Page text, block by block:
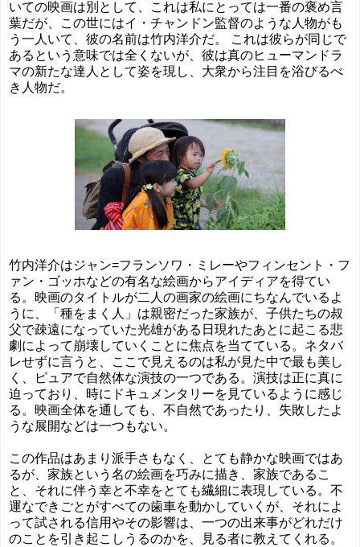
いての映画は別として、これは私にとっては一番の褒め言
葉だが、この世にはイ・チャンドン監督のような人物がも
う一人いて、彼の名前は竹内洋介だ。 これは彼らが同じで
あるという意味では全くないが、彼は真のヒューマンドラ
マの新たな達人として姿を現し、大衆から注目を浴びるべ
き人物だ。
竹内洋介はジャン=フランソワ・ミレーやフィンセント・フ
ァン・ゴッホなどの有名な絵画からアイディアを得てい
る。映画のタイトルが二人の画家の絵画にちなんでいるよ
うに、「種をまく人」は親密だった家族が、子供たちの叔
父で疎遠になっていた光雄がある日現れたあとに起こる悲
劇によって崩壊していくことに焦点を当てている。ネタバ
レせずに言うと、ここで見えるのは私が見た中で最も美し
く、ピュアで自然体な演技の一つである。演技は正に真に
迫っており、時にドキュメンタリーを見ているように感じ
る。映画全体を通しても、不自然であったり、失敗したよ
うな展開などは一つもない。
この作品はあまり派手さもなく、とても静かな映画ではあ
るが、家族という名の絵画を巧みに描き、家族であるこ
と、それに伴う幸と不幸をとても繊細に表現している。不
運なできごとがすべての歯車を動かしていくが、それによ
って試される信用やその影響は、一つの出来事がどれだけ
のことを引き起こしうるのかを、見る者に教えてくれる。